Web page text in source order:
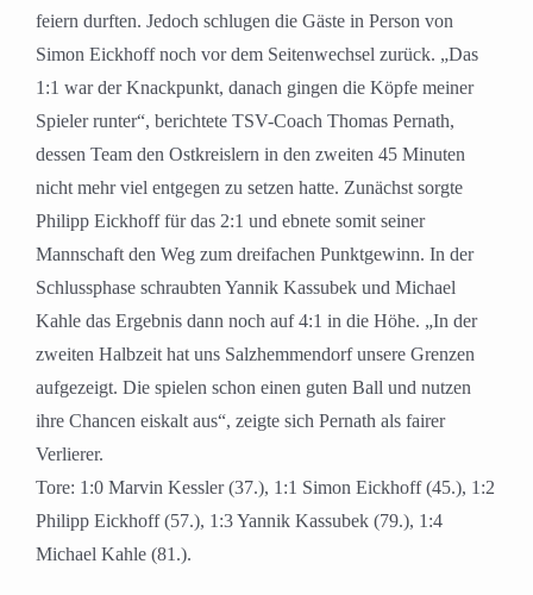
feiern durften. Jedoch schlugen die Gäste in Person von
Simon Eickhoff noch vor dem Seitenwechsel zurück. „Das
1:1 war der Knackpunkt, danach gingen die Köpfe meiner
Spieler runter“, berichtete TSV-Coach Thomas Pernath,
dessen Team den Ostkreislern in den zweiten 45 Minuten
nicht mehr viel entgegen zu setzen hatte. Zunächst sorgte
Philipp Eickhoff für das 2:1 und ebnete somit seiner
Mannschaft den Weg zum dreifachen Punktgewinn. In der
Schlussphase schraubten Yannik Kassubek und Michael
Kahle das Ergebnis dann noch auf 4:1 in die Höhe. „In der
zweiten Halbzeit hat uns Salzhemmendorf unsere Grenzen
aufgezeigt. Die spielen schon einen guten Ball und nutzen
ihre Chancen eiskalt aus“, zeigte sich Pernath als fairer
Verlierer.
Tore: 1:0 Marvin Kessler (37.), 1:1 Simon Eickhoff (45.), 1:2
Philipp Eickhoff (57.), 1:3 Yannik Kassubek (79.), 1:4
Michael Kahle (81.).